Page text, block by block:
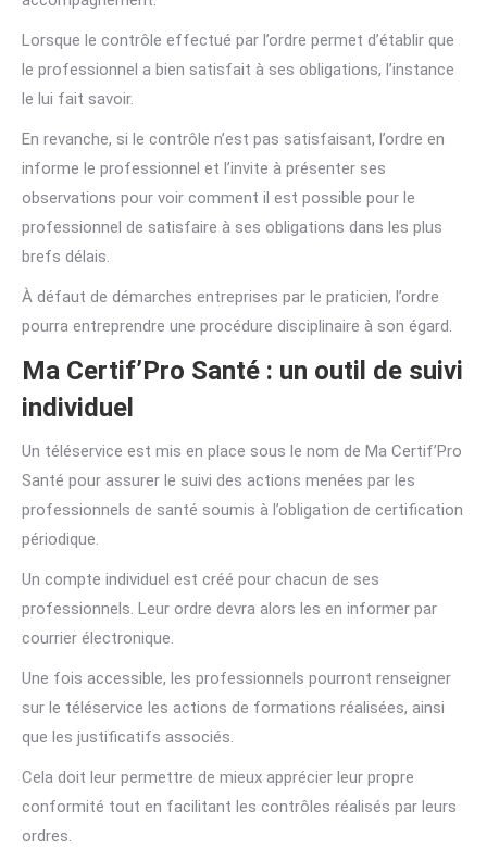
Lorsque le contrôle effectué par l’ordre permet d’établir que
le professionnel a bien satisfait à ses obligations, l’instance
le lui fait savoir.
En revanche, si le contrôle n’est pas satisfaisant, l’ordre en
informe le professionnel et l’invite à présenter ses
observations pour voir comment il est possible pour le
professionnel de satisfaire à ses obligations dans les plus
brefs délais.
À défaut de démarches entreprises par le praticien, l’ordre
pourra entreprendre une procédure disciplinaire à son égard.
Ma Certif’Pro Santé : un outil de suivi
individuel
Un téléservice est mis en place sous le nom de Ma Certif’Pro
Santé pour assurer le suivi des actions menées par les
professionnels de santé soumis à l’obligation de certification
périodique.
Un compte individuel est créé pour chacun de ses
professionnels. Leur ordre devra alors les en informer par
courrier électronique.
Une fois accessible, les professionnels pourront renseigner
sur le téléservice les actions de formations réalisées, ainsi
que les justificatifs associés.
Cela doit leur permettre de mieux apprécier leur propre
conformité tout en facilitant les contrôles réalisés par leurs
ordres.